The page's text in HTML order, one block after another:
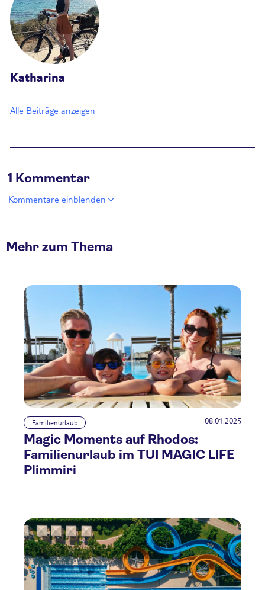
Katharina
Alle Beiträge anzeigen
1 Kommentar
Kommentare einblenden
Mehr zum Thema
Familienurlaub 08.01.2025
Magic Moments auf Rhodos:
Familienurlaub im TUI MAGIC LIFE
Plimmiri